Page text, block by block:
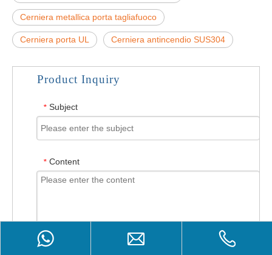
Cerniera metallica porta tagliafuoco
Cerniera porta UL Cerniera antincendio SUS304
Product Inquiry
* Subject
* Content
Upload attachments Product Inquiry